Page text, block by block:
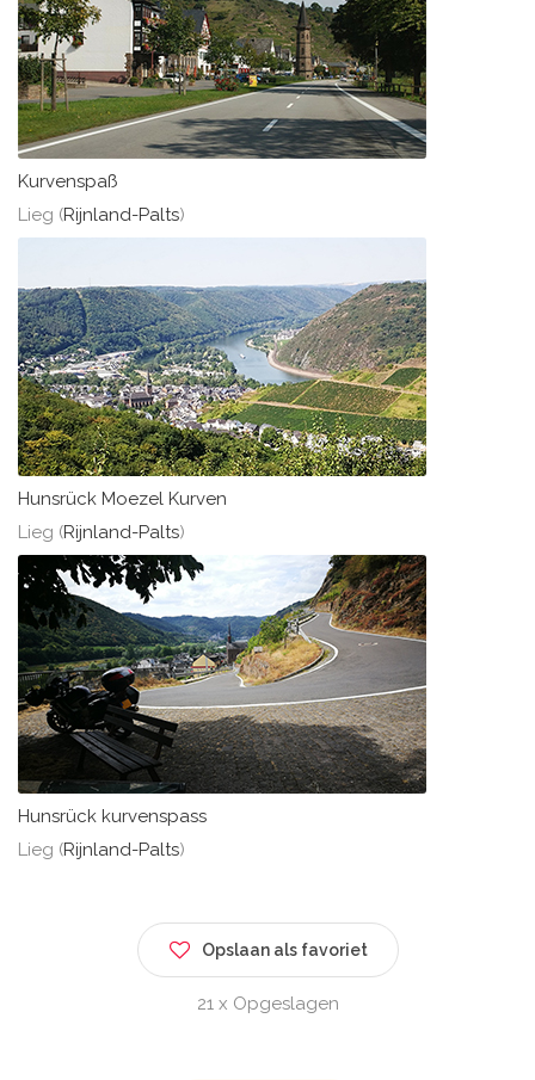
Kurvenspaß
Lieg (Rijnland-Palts)
Hunsrück Moezel Kurven
Lieg (Rijnland-Palts)
Hunsrück kurvenspass
Lieg (Rijnland-Palts)
Opslaan als favoriet
21 x Opgeslagen